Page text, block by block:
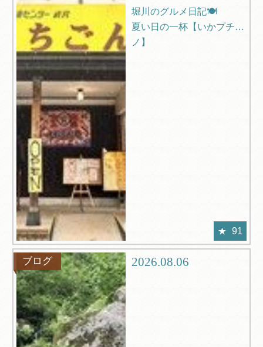
堀川のグルメ日記🍽️
夏い日の一杯【いかプチー
ノ】
91
ブログ 2026.08.06